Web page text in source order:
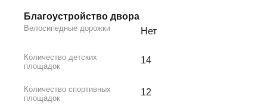
Благоустройство двора
Велосипедные дорожки Нет
Количество детских
площадок
14
Количество спортивных
площадок
12